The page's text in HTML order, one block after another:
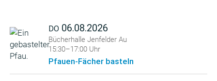
DO 06.08.2026
Bücherhalle Jenfelder Au
15:30–17:00 Uhr
Pfauen-Fächer basteln